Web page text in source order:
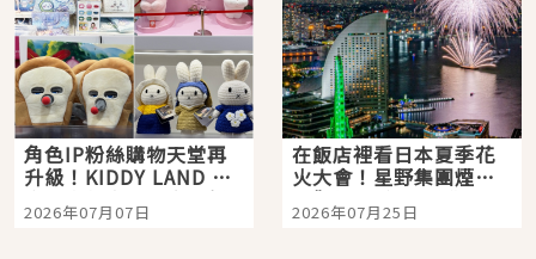
角色IP粉絲購物天堂再
升級！KIDDY LAND 原
宿店吉伊卡哇迎客，新
開幕 OMOKADO 店3分
2026年07月07日
在飯店裡看日本夏季花
火大會！星野集團煙火
景觀飯店6選，讓你不用
人擠人悠閒欣賞
2026年07月25日